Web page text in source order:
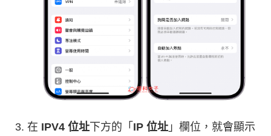
在 IPV4 位址 下方的「 IP 位址 」欄位，就會顯示